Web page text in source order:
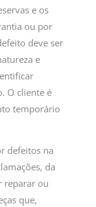
e os
ou por
deve ser
e
O cliente é
temporário
defeitos na
da
reparar ou
que,